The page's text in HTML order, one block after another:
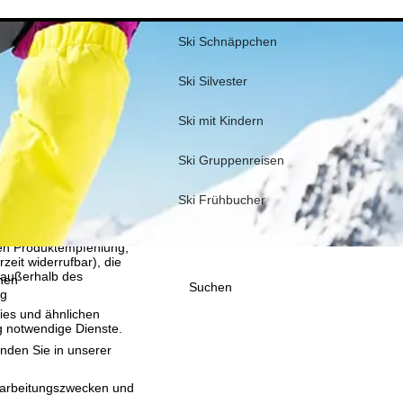
TravelTrex GmbH,
von Endgeräte- und
Produktempfehlung,
widerrufbar), die
des
und ähnlichen
Dienste.
Sie in unserer
und
Ski Schnäppchen
Ski Silvester
Ski mit Kindern
Ski Gruppenreisen
Ski Frühbucher
Suchen